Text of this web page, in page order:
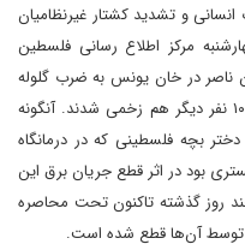
و تشدید کشتار غیرنظامیان
مرکز اطلاع رسانی فلسطین
ناصر در خان یونس به ضرب گلوله
تک‌تیراندازان اسراییلی به شهادت رسیده و ۱۰ نفر دیگر هم زخمی شدند. آنگونه
بچه فلسطینی که در درمانگاه
بود در اثر قطع جریان برق این
روز گذشته تاکنون تحت محاصره
توسط آن‌ها قطع شده است.